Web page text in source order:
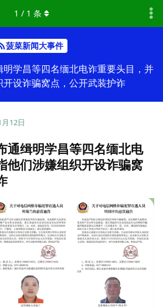
菠菜新闻大事件
学昌等四名缅北电诈重要头目，并
设诈骗窝点，公开武装护诈
1 / 1 条
12日
通缉明学昌等四名缅北电
他们涉嫌组织开设诈骗窝